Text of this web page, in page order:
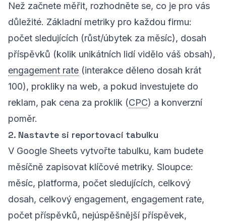
Než začnete měřit, rozhodněte se, co je pro vás
důležité. Základní metriky pro každou firmu:
počet sledujících (růst/úbytek za měsíc), dosah
příspěvků (kolik unikátních lidí vidělo váš obsah),
engagement rate (interakce děleno dosah krát
100), prokliky na web, a pokud investujete do
reklam, pak cena za proklik (CPC) a konverzní
poměr.
2. Nastavte si reportovací tabulku
V Google Sheets vytvořte tabulku, kam budete
měsíčně zapisovat klíčové metriky. Sloupce:
měsíc, platforma, počet sledujících, celkový
dosah, celkový engagement, engagement rate,
počet příspěvků, nejúspěšnější příspěvek,